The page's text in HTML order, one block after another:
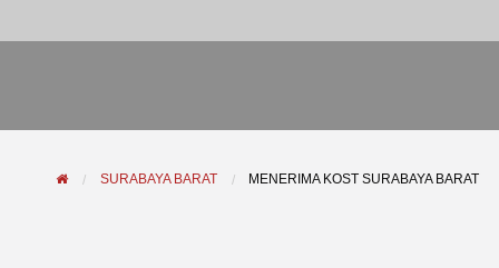
SURABAYA BARAT MENERIMA KOST SURABAYA BARAT